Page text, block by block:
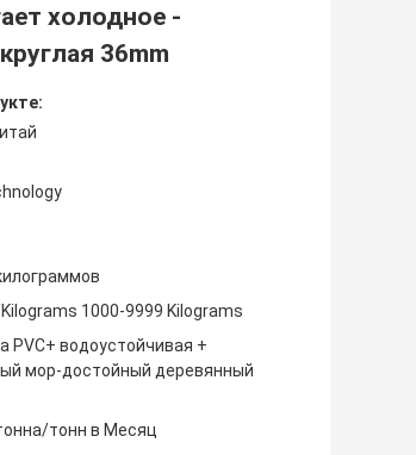
холодное -
36mm
1000-9999 Kilograms
PVC+ водоустойчивая +
мор-достойный деревянный
тонн в Месяц